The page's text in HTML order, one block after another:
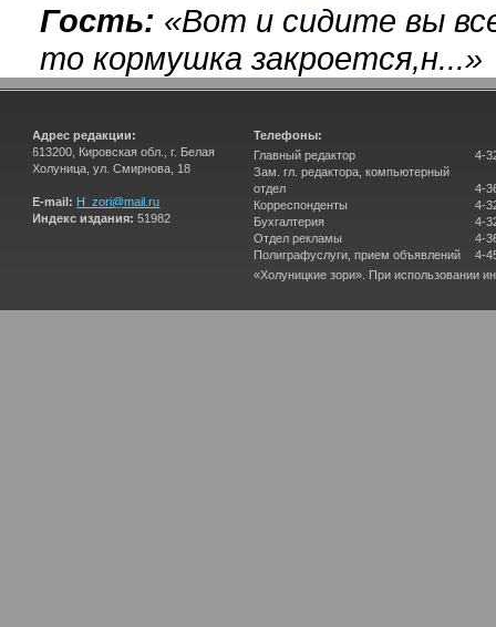
Гость: «Вот и сидите вы
то кормушка закроется,н...»
Адрес редакции:
613200, Кировская обл., г. Белая
Холуница, ул. Смирнова, 18
E-mail: H_zori@mail.ru
Индекс издания: 51982
Телефоны:
Главный редактор
Зам. гл. редактора, компьютерный
отдел
Корреспонденты
Бухгалтерия
Отдел рекламы
Полиграфуслуги, прием объявлений
4-
4-
4-
4-
4-
4-
«Холуницкие зори». При использовании